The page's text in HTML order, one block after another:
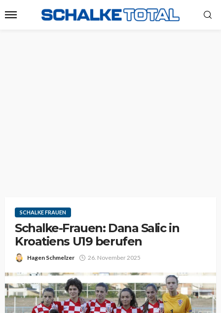
SCHALKE FRAUEN
Schalke-Frauen: Dana Salic in
Kroatiens U19 berufen
Hagen Schmelzer 26. November 2025